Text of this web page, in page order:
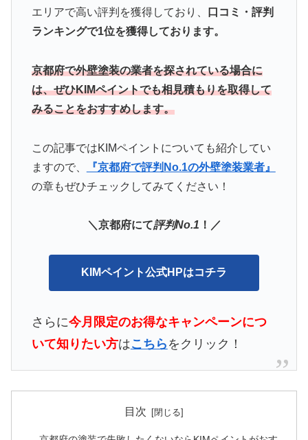
エリアで高い評判を獲得しており、
口コミ・評判
ランキングで1位を獲得しております。
京都府で外壁塗装の業者を探されている場合に
は、ぜひKIMペイントでも相見積もりを取得して
みることをおすすめします。
この記事ではKIMペイント についても紹介してい
ますので、
『京都府で評判No.1の外壁塗装業者』
の章もぜひチェックしてみてください！
＼京都府にて評判No.1 ！／
KIMペイント公式HPはコチラ
さらに今月限定のお得なキャンペーンにつ
いて知りたい方はこちら をクリック！
目次